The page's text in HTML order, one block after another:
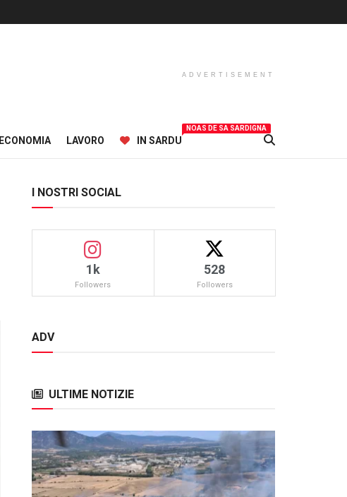
ADVERTISEMENT
ECONOMIA LAVORO IN SARDU
NOAS DE SA SARDIGNA
I NOSTRI SOCIAL
1k
Followers
528
Followers
ADV
ULTIME NOTIZIE